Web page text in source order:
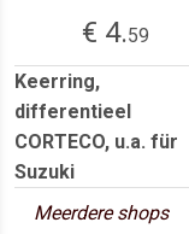
€ 4.59
Keerring,
differentieel
CORTECO, u.a. für
Suzuki
Meerdere shops